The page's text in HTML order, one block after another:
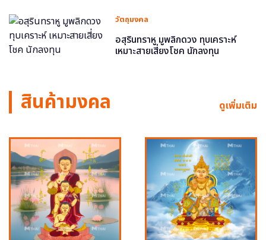
วัตถุมงคล
อสุรินทราหู มูพลิกดวง ทุบเคราะห์
เหมาะสายเสี่ยงโชค นักลงทุน
สินค้ามงคล ดูเพิ่มเติม